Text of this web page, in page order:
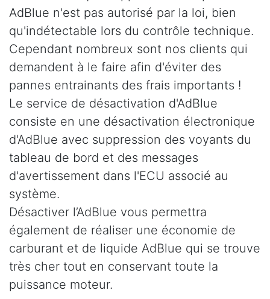
AdBlue n'est pas autorisé par la loi, bien
qu'indétectable lors du contrôle technique.
Cependant nombreux sont nos clients qui
demandent à le faire afin d'éviter des
pannes entrainants des frais importants !
Le service de désactivation d'AdBlue
consiste en une désactivation électronique
d'AdBlue avec suppression des voyants du
tableau de bord et des messages
d'avertissement dans l'ECU associé au
système.
Désactiver l’AdBlue vous permettra
également de réaliser une économie de
carburant et de liquide AdBlue qui se trouve
très cher tout en conservant toute la
puissance moteur.